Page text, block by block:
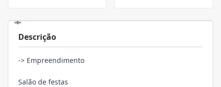
Descrição
-> Empreendimento
Salão de festas